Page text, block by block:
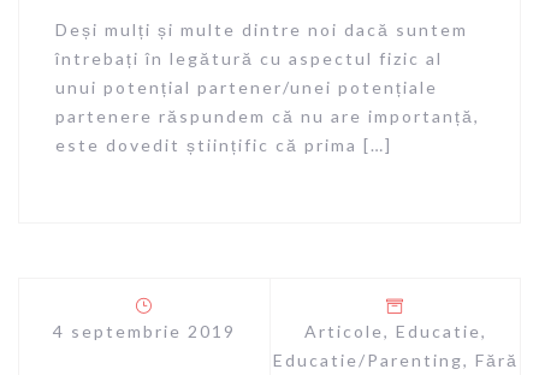
Deși mulți și multe dintre noi dacă suntem
întrebați în legătură cu aspectul fizic al
unui potențial partener/unei potențiale
partenere răspundem că nu are importanță,
este dovedit științific că prima […]
4 septembrie 2019 Articole, Educatie,
Educatie/Parenting, Fără